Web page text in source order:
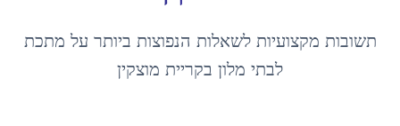
תשובות מקצועיות לשאלות הנפוצות ביותר על מתכת
לבתי מלון בקריית מוצקין